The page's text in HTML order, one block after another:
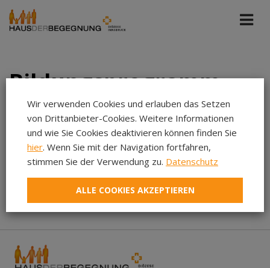
Bildungsprogramm
Bildung St. Michael Apr 2027
Aug 2026
Sep 2026
Okt 2026
Nov 2026
Dez 2026
Feb 2027
In diesem Zeitraum wurden keine Veranstaltungen
Wir verwenden Cookies und erlauben das Setzen
von Drittanbieter-Cookies. Weitere Informationen
und wie Sie Cookies deaktivieren können finden Sie
hier. Wenn Sie mit der Navigation fortfahren,
stimmen Sie der Verwendung zu. Datenschutz
ALLE COOKIES AKZEPTIEREN